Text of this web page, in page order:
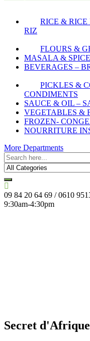
RICE & RICE
RIZ
FLOURS &
MASALA &
BEVERAGES –
PICKLES &
CONDIMENTS
SAUCE & OIL –
VEGETABLES &
FROZEN-
NOURRITURE
More Departments
09 84 20 64 69 / 0610
9:30am-4:30pm
Secret